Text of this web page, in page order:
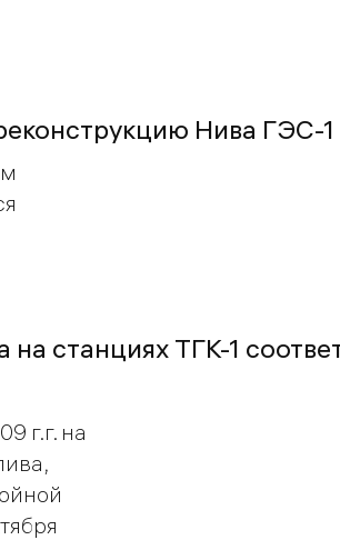
Нива ГЭС-1
станциях ТГК-1
г.г. на